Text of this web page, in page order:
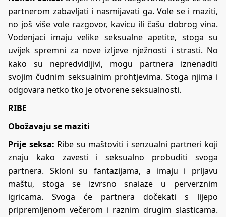
partnerom zabavljati i nasmijavati ga. Vole se i maziti,
no još više vole razgovor, kavicu ili čašu dobrog vina.
Vodenjaci imaju velike seksualne apetite, stoga su
uvijek spremni za nove izljeve nježnosti i strasti. No
kako su nepredvidljivi, mogu partnera iznenaditi
svojim čudnim seksualnim prohtjevima. Stoga njima i
odgovara netko tko je otvorene seksualnosti.
RIBE
Obožavaju se maziti
Prije seksa: Ribe su maštoviti i senzualni partneri koji
znaju kako zavesti i seksualno probuditi svoga
partnera. Skloni su fantazijama, a imaju i prljavu
maštu, stoga se izvrsno snalaze u perverznim
igricama. Svoga će partnera dočekati s lijepo
pripremljenom večerom i raznim drugim slasticama.